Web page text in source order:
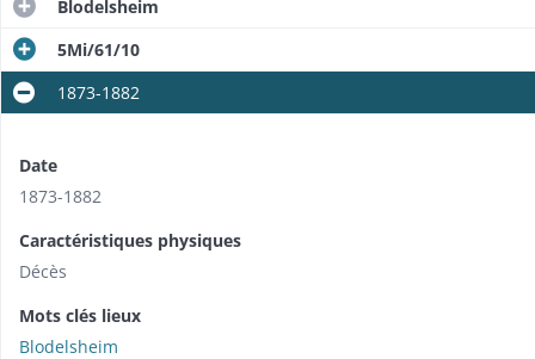
Blodelsheim
5Mi/61/10
1873-1882
Date
1873-1882
Caractéristiques physiques
Décès
Mots clés lieux
Blodelsheim